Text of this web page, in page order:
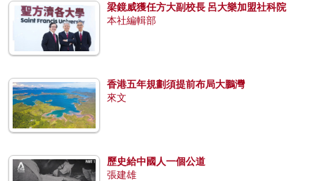
梁鏡威獲任方大副校長 呂大樂加盟社科院
本社編輯部
香港五年規劃須提前布局大鵬灣
來文
歷史給中國人一個公道
張建雄